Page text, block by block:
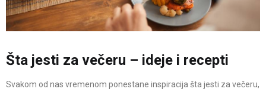
Šta jesti za večeru – ideje i recepti
Svakom od nas vremenom ponestane inspiracija šta jesti za večeru,